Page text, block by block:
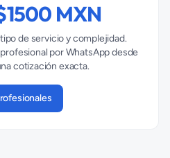
1500 MXN
de servicio y complejidad.
por WhatsApp desde
cotización exacta.